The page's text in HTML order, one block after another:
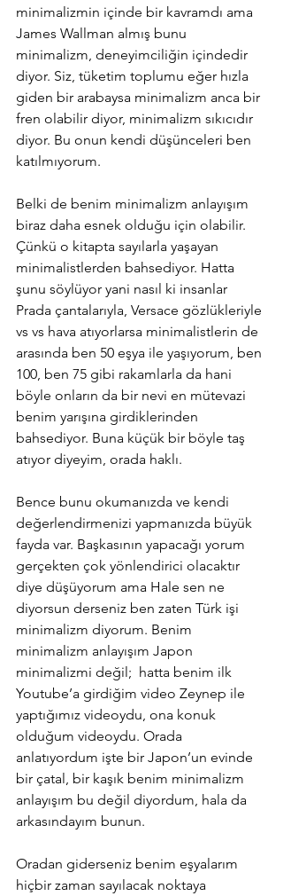
minimalizmin içinde bir kavramdı ama
James Wallman almış bunu
minimalizm, deneyimciliğin içindedir
diyor. Siz, tüketim toplumu eğer hızla
giden bir arabaysa minimalizm anca bir
fren olabilir diyor, minimalizm sıkıcıdır
diyor. Bu onun kendi düşünceleri ben
katılmıyorum.
Belki de benim minimalizm anlayışım
biraz daha esnek olduğu için olabilir.
Çünkü o kitapta sayılarla yaşayan
minimalistlerden bahsediyor. Hatta
şunu söylüyor yani nasıl ki insanlar
Prada çantalarıyla, Versace gözlükleriyle
vs vs hava atıyorlarsa minimalistlerin de
arasında ben 50 eşya ile yaşıyorum, ben
100, ben 75 gibi rakamlarla da hani
böyle onların da bir nevi en mütevazi
benim yarışına girdiklerinden
bahsediyor. Buna küçük bir böyle taş
atıyor diyeyim, orada haklı.
Bence bunu okumanızda ve kendi
değerlendirmenizi yapmanızda büyük
fayda var. Başkasının yapacağı yorum
gerçekten çok yönlendirici olacaktır
diye düşüyorum ama Hale sen ne
diyorsun derseniz ben zaten Türk işi
minimalizm diyorum. Benim
minimalizm anlayışım Japon
minimalizmi değil;  hatta benim ilk
Youtube’a girdiğim video Zeynep ile
yaptığımız videoydu, ona konuk
olduğum videoydu. Orada
anlatıyordum işte bir Japon’un evinde
bir çatal, bir kaşık benim minimalizm
anlayışım bu değil diyordum, hala da
arkasındayım bunun.
Oradan giderseniz benim eşyalarım
hiçbir zaman sayılacak noktaya